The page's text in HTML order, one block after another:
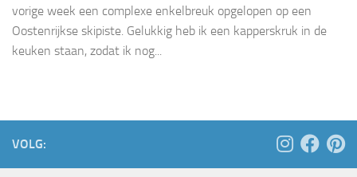
vorige week een complexe enkelbreuk opgelopen op een
Oostenrijkse skipiste. Gelukkig heb ik een kapperskruk in de
keuken staan, zodat ik nog...
VOLG: